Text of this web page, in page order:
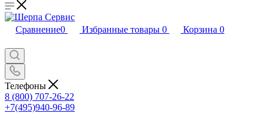
Сравнение0 Избранные товары 0 Корзина 0
Телефоны
8 (800) 707-26-22
+7(495)940-96-89